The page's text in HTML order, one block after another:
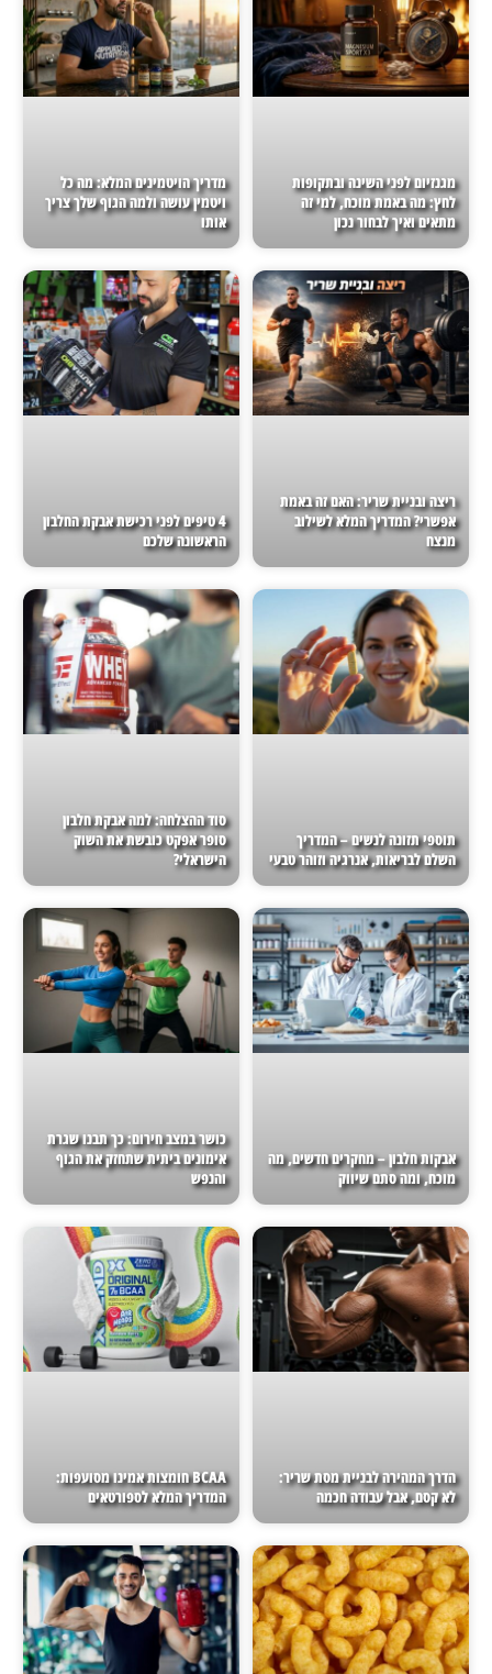
מגנזיום לפני השינה ובתקופות
לחץ: מה באמת מוכח, למי זה
מתאים ואיך לבחור נכון
מדריך הויטמינים המלא: מה כל
ויטמין עושה ולמה הגוף שלך צריך
אותו
ריצה ובניית שריר: האם זה באמת
אפשרי? המדריך המלא לשילוב
מנצח
4 טיפים לפני רכישת אבקת החלבון
הראשונה שלכם
תוספי תזונה לנשים – המדריך
השלם לבריאות, אנרגיה וזוהר טבעי
סוד ההצלחה: למה אבקת חלבון
סופר אפקט כובשת את השוק
הישראלי?
אבקות חלבון – מחקרים חדשים, מה
מוכח, ומה סתם שיווק
כושר במצב חירום: כך תבנו שגרת
אימונים ביתית שתחזק את הגוף
והנפש
הדרך המהירה לבניית מסת שריר:
לא קסם, אבל עבודה חכמה
BCAA חומצות אמינו מסועפות:
המדריך המלא לספורטאים